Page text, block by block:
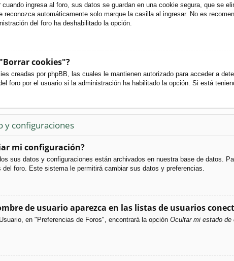
cuando ingresa al foro, sus datos se guardan en una cookie segura, que se
reconozca automáticamente solo marque la casilla al ingresar. No es
del foro ha deshabilitado la opción.
cookies"?
creadas por phpBB, las cuales le mantienen autorizado para acceder a
foro por el usuario si la administración ha habilitado la opción. Si está
y configuraciones
mi configuración?
sus datos y configuraciones están archivados en nuestra base de datos.
del foro. Este sistema le permitirá cambiar sus datos y preferencias.
de usuario aparezca en las listas de usuarios
en "Preferencias de Foros", encontrará la opción Ocultar mi estado de